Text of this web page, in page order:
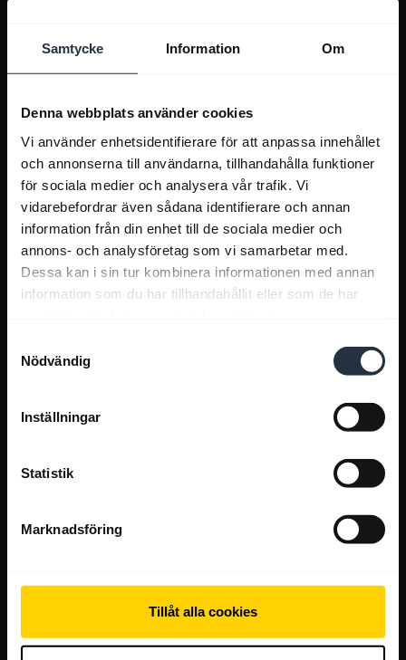
Samtycke Information Om
Denna webbplats använder cookies
Vi använder enhetsidentifierare för att anpassa innehållet
och annonserna till användarna, tillhandahålla funktioner
för sociala medier och analysera vår trafik. Vi
vidarebefordrar även sådana identifierare och annan
information från din enhet till de sociala medier och
annons- och analysföretag som vi samarbetar med.
Dessa kan i sin tur kombinera informationen med annan
information som du har tillhandahållit eller som de har
Nödvändig
Inställningar
Statistik
Marknadsföring
Tillåt alla cookies